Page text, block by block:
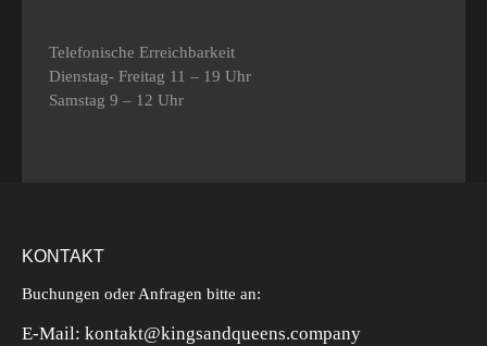
Telefonische Erreichbarkeit
Dienstag- Freitag 11 – 19 Uhr
Samstag 9 – 12 Uhr
KONTAKT
Buchungen oder Anfragen bitte an:
E-Mail: kontakt@kingsandqueens.company